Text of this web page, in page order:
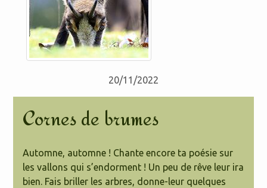
20/11/2022
Cornes de brumes
Automne, automne ! Chante encore ta poésie sur
les vallons qui s’endorment ! Un peu de rêve leur ira
bien. Fais briller les arbres, donne-leur quelques